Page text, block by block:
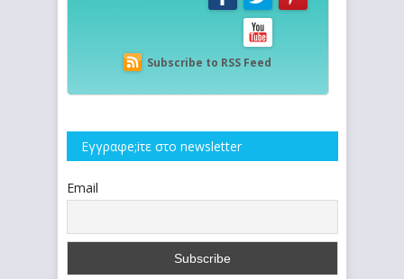
Subscribe to RSS Feed
Εγγραφe;iτε στο newsletter
Email